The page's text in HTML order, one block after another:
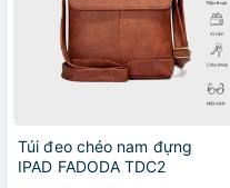
Túi đeo chéo nam đựng
IPAD FADODA TDC2